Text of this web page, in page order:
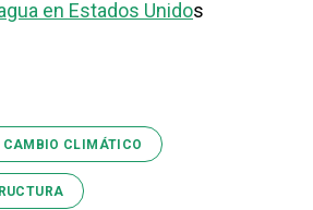
en Estados Unidos
CAMBIO CLIMÁTICO